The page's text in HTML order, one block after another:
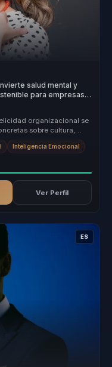
salud mental y
para empresas y
organizacional se
sobre cultura,
Inteligencia Emocional
Ver Perfil
ES